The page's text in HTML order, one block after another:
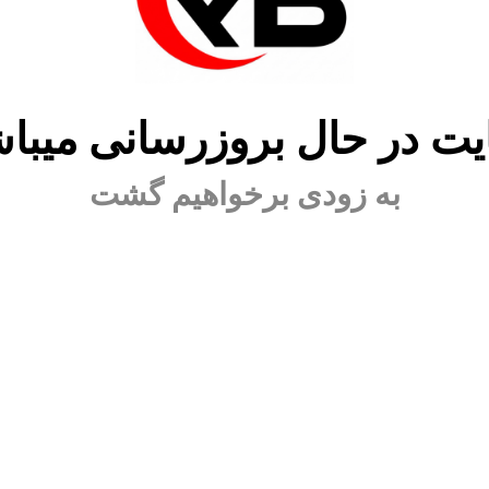
در حال بروزرسانی
به زودی برخواهیم گشت